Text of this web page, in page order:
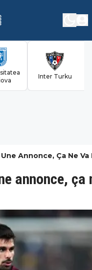
Inter Turku
Annonce, Ça Ne Va
annonce, ça